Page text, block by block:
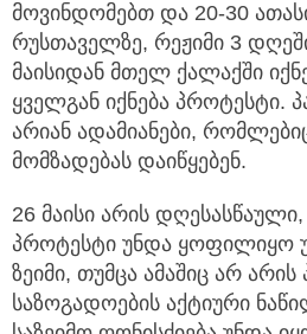
მოვინდომებთ და 20-30
რუსთაველზე, რეჟიმი 3
მაისიდან მთელ ქალაქში
ყველგან იქნება პროტესტი.
არიან ადამიანები,
მომზადებას დაიწყებენ.
26 მაისი არის
პროტესტი უნდა ყოფილიყო
ზეიმი, თუმცა ამაშიც არ
საზოგადოების აქტიური